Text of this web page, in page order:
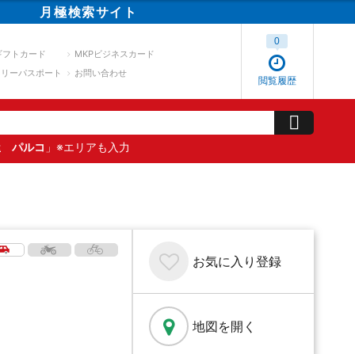
月極検索サイト
フトカード
MKPビジネスカード
ーパスポート
お問い合わせ
閲覧履歴
0
パルコ 」※エリアも入力
お気に入り 登録
地図を開く